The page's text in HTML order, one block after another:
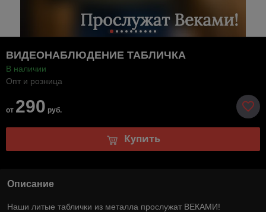
ВИДЕОНАБЛЮДЕНИЕ ТАБЛИЧКА
В наличии
Опт и розница
от 290 руб.
Купить
Описание
Наши литые таблички из металла прослужат ВЕКАМИ!